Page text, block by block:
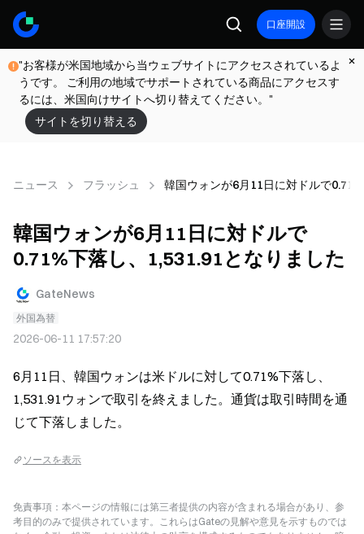
口座開設
"お客様が米国地域から当ウェブサイトにアクセスされているよ
うです。 ご利用の地域でサポートされている商品にアクセスす
るには、米国向けサイトへ切り替えてください。"
サイトを切り替える
ニュース フラッシュ 韓国ウォンが6月11日に対ドルで
韓国ウォンが6月11日に対ドルで
0.71%下落し、1,531.91となりました
GateNews
外国為替
2026-06-11 17:57:20
6月11日、韓国ウォンは米ドルに対して0.71%下落し、
1,531.91ウォンで取引を終えました。通貨は取引時間を通
じて下落しました。
ソースを表示
免責事項：本ページの情報には第三者提供の内容が含まれる場合があり、参
考目的のみで提供されています。これらはGateの見解や意見を示すものでは